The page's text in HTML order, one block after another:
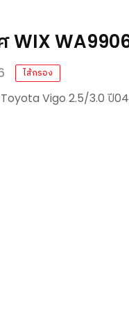
WIX
ไส้กรอง
Toyota Vigo 2.5/3.0 ปี